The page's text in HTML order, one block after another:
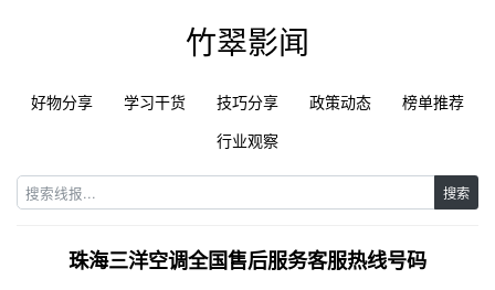
竹翠影闻
好物分享 学习干货 技巧分享 政策动态
榜单推荐
行业观察
搜索
珠海三洋空调全国售后服务客服热线号码